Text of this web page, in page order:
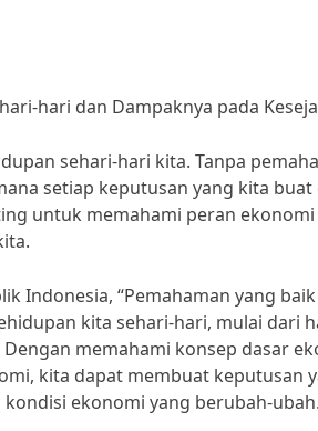
hari dan Dampaknya pada
sehari-hari kita. Tanpa
setiap keputusan yang kita buat
untuk memahami peran ekonomi
Indonesia, “Pemahaman yang
kita sehari-hari, mulai dari
memahami konsep dasar
kita dapat membuat keputusan
ekonomi yang berubah-ubah.